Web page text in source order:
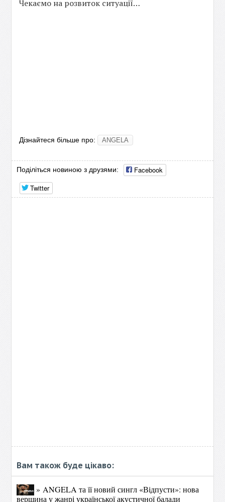
Чекаємо на розвиток ситуації…
Дізнайтеся більше про: ANGELA
Поділіться новиною з друзями:
Facebook
Twitter
Вам також буде цікаво:
» ANGELA та її новий сингл «Відпусти»: нова
вершина у жанрі української акустичної балади